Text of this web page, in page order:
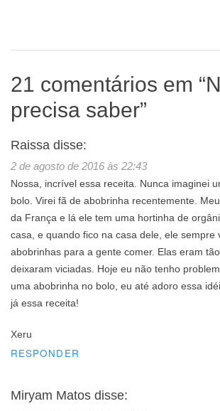
21 comentários em “
precisa saber”
Raissa disse:
2 de agosto de 2016 às 22:43
Nossa, incrível essa receita. Nunca imaginei
bolo. Virei fã de abobrinha recentemente.
da França e lá ele tem uma hortinha de
casa, e quando fico na casa dele, ele sempre
abobrinhas para a gente comer. Elas eram
deixaram viciadas. Hoje eu não tenho
uma abobrinha no bolo, eu até adoro essa
já essa receita!
Xeru
RESPONDER
Miryam Matos disse: